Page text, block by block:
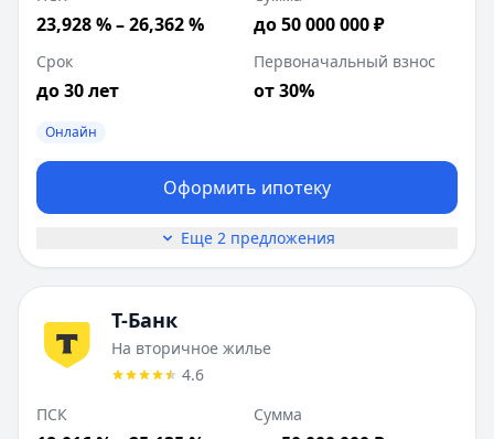
23,928 % – 26,362 % до 50 000 000 ₽
Срок
до 30 лет
Первоначальный взнос
от 30%
Онлайн
Оформить ипотеку
Еще 2 предложения
Т-Банк
На вторичное жилье
4.6
ПСК
Сумма